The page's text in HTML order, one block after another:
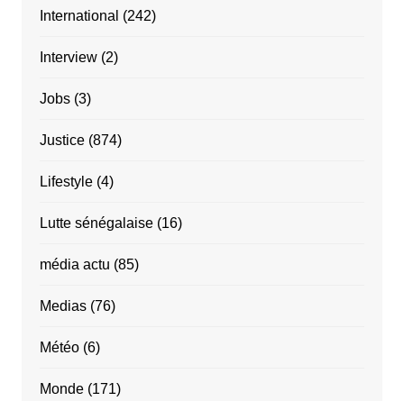
International (242)
Interview(2)
Jobs(3)
Justice(874)
Lifestyle(4)
Lutte sénégalaise(16)
média actu (85)
Medias(76)
Météo(6)
Monde(171)